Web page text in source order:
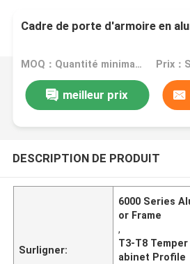
Cadre de porte d'armoire en
MOQ：Quantité minimale de commande: 1 kg
meilleur prix
DESCRIPTION DE PRODUIT
Surligner:
6000 Series
or Frame
,
T3-T8
abinet Profile